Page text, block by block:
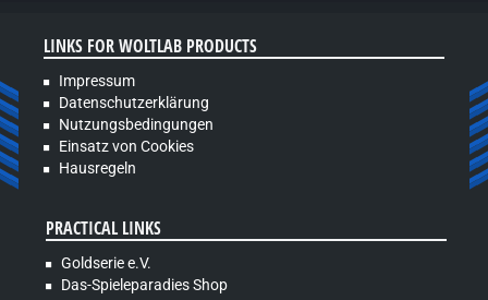
LINKS FOR WOLTLAB PRODUCTS
Impressum
Datenschutzerklärung
Nutzungsbedingungen
Einsatz von Cookies
Hausregeln
PRACTICAL LINKS
Goldserie e.V.
Das-Spieleparadies Shop